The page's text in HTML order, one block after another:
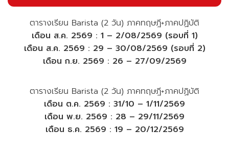
ตารางเรียน Barista (2 วัน) ภาคทฤษฎี+ภาคปฏิบัติ
เดือน ส.ค. 2569 : 1 – 2/08/2569 (รอบที่ 1)
เดือน ส.ค. 2569 : 29 – 30/08/2569 (รอบที่ 2)
เดือน ก.ย. 2569 : 26 – 27/09/2569
ตารางเรียน Barista (2 วัน) ภาคทฤษฎี+ภาคปฏิบัติ
เดือน ต.ค. 2569 : 31/10 – 1/11/2569
เดือน พ.ย. 2569 : 28 – 29/11/2569
เดือน ธ.ค. 2569 : 19 – 20/12/2569